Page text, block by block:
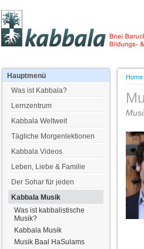
Home
Hauptmenü
Was ist Kabbala?
Lernzentrum
Kabbala Weltweit
Tägliche Morgenlektionen
Kabbala Videos
Leben, Liebe & Familie
Der Sohar für jeden
Kabbala Musik
Was ist kabbalistische
Musik?
Kabbala Musik
Musik Baal HaSulams